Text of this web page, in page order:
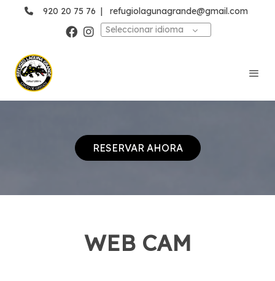
920 20 75 76 |
refugiolagunagrande@gmail.com
Seleccionar idioma
RESERVAR AHORA
WEB CAM